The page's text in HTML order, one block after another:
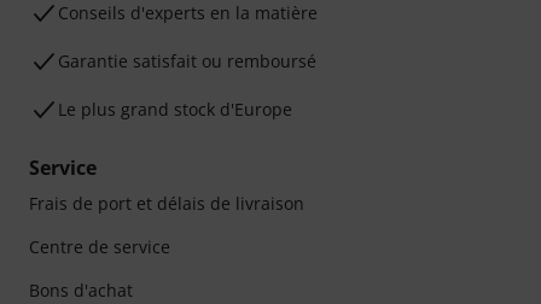
Conseils d'experts en la matière
Garantie satisfait ou remboursé
Le plus grand stock d'Europe
Service
Frais de port et délais de livraison
Centre de service
Bons d'achat